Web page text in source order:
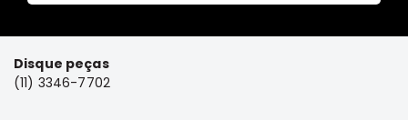
Toyota
Hilux
Disque peças
(11) 3346-7702